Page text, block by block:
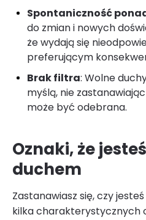
Spontaniczność
do zmian i nowych
że wydają się
preferującym
Brak filtra: Wolne
myślą, nie
może być odebrana.
Oznaki, że
duchem
Zastanawiasz się, czy
kilka charakterystycznych